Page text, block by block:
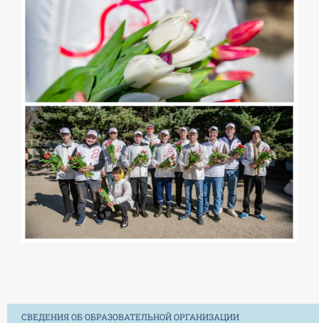
СВЕДЕНИЯ ОБ ОБРАЗОВАТЕЛЬНОЙ ОРГАНИЗАЦИИ